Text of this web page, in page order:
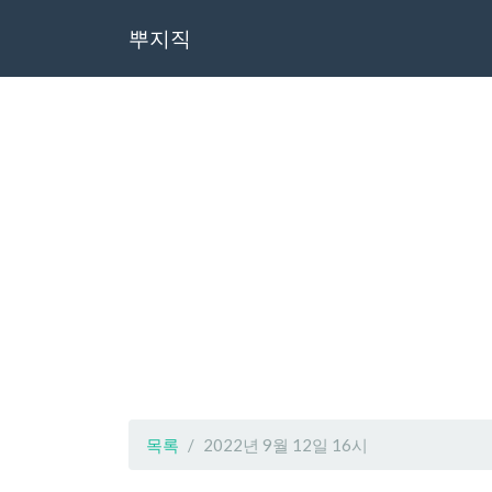
뿌지직
목록 2022년 9월 12일 16시